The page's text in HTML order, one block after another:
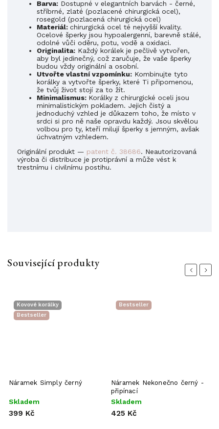
Barva: Dostupné v elegantních barvách - černé,
stříbrné, zlaté (pozlacené chirurgická ocel),
rosegold (pozlacená chirurgická ocel)
Materiál: chirurgická ocel té nejvyšší kvality.
Ocelové šperky jsou hypoalergenní, barevně stálé,
odolné vůči oděru, potu, vodě a oxidaci.
Originalita: Každý korálek je pečlivě vytvořen,
aby byl jedinečný, což zaručuje, že vaše šperky
budou vždy originální a osobní.
Utvořte vlastní vzpomínku: Kombinujte tyto
korálky a vytvořte šperky, které Ti připomenou,
že tvůj život stojí za to žít.
Minimalismus: Korálky z chirurgické oceli jsou
minimalistickým pokladem. Jejich čistý a
jednoduchý vzhled je důkazem toho, že místo v
srdci si pro ně naše opravdu každý. Jsou skvělou
volbou pro ty, kteří milují šperky s jemným, avšak
úchvatným vzhledem.
Originální produkt — patent č. 38686. Neautorizovaná
výroba či distribuce je protiprávní a může vést k
trestnímu i civilnímu postihu.
Související produkty
Previous
Kovové korálky
Bestseller
Náramek Simply černý
Skladem
399 Kč
Bestseller
Náramek Nekonečno černý -
připínací
Skladem
425 Kč
Next